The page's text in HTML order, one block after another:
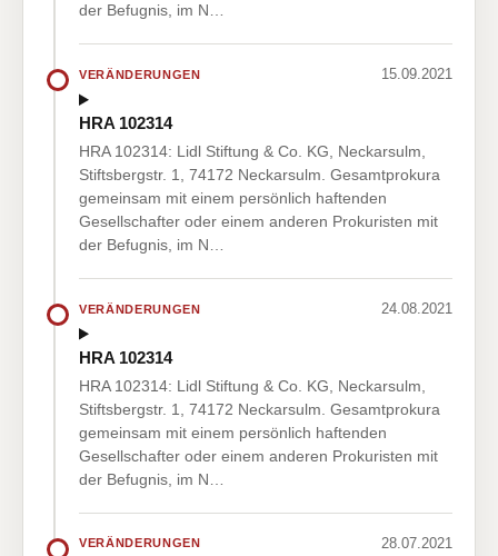
der Befugnis, im N…
VERÄNDERUNGEN 15.09.2021
HRA 102314
HRA 102314: Lidl Stiftung & Co. KG, Neckarsulm,
Stiftsbergstr. 1, 74172 Neckarsulm. Gesamtprokura
gemeinsam mit einem persönlich haftenden
Gesellschafter oder einem anderen Prokuristen mit
der Befugnis, im N…
VERÄNDERUNGEN 24.08.2021
HRA 102314
HRA 102314: Lidl Stiftung & Co. KG, Neckarsulm,
Stiftsbergstr. 1, 74172 Neckarsulm. Gesamtprokura
gemeinsam mit einem persönlich haftenden
Gesellschafter oder einem anderen Prokuristen mit
der Befugnis, im N…
VERÄNDERUNGEN 28.07.2021